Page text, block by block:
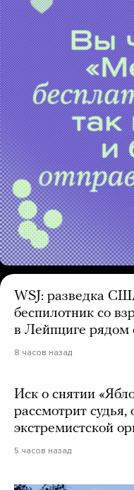
WSJ: разведка
беспилотник со
в Лейпциге рядом
8 часов назад
Иск о снятии
рассмотрит
экстремистской
5 часов назад